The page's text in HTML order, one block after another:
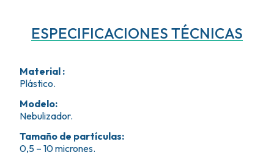
ESPECIFICACIONES TÉCNICAS
Material :
Plástico.
Modelo:
Nebulizador.
Tamaño de partículas:
0,5 – 10 micrones.